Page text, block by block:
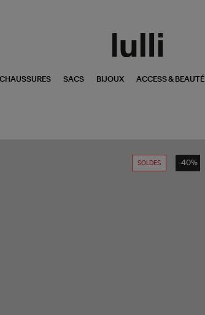
CHAUSSURES SACS BIJOUX ACCESS & BEAUTÉ
SOLDES -40%